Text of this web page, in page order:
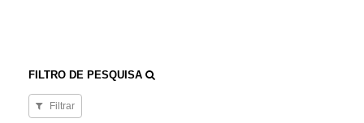
FILTRO DE PESQUISA
Filtrar